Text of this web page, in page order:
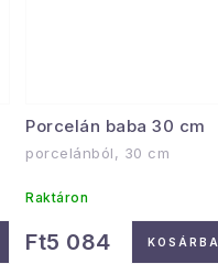
Porcelán baba 30 cm
porcelánból, 30 cm
Raktáron
Ft5 084 KOSÁRBA